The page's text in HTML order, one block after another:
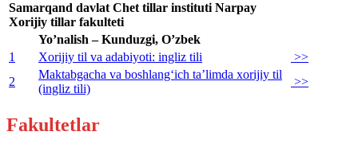
Samarqand davlat Chet tillar instituti Narpay
Xorijiy tillar fakulteti
Yo’nalish – Kunduzgi, O’zbek
1
Xorijiy til va adabiyoti: ingliz tili
>>
2
Maktabgacha va boshlang‘ich ta’limda xorijiy til
(ingliz tili)
>>
Fakultetlar